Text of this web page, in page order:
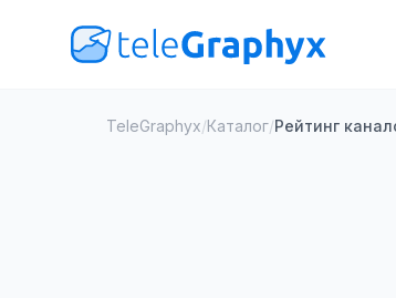
TeleGraphyx/Каталог/Рейтинг